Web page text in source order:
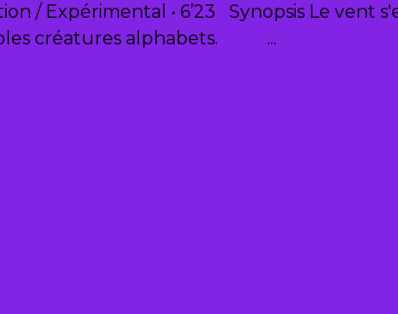
/ Expérimental • 6’23 Synopsis Le
créatures alphabets.